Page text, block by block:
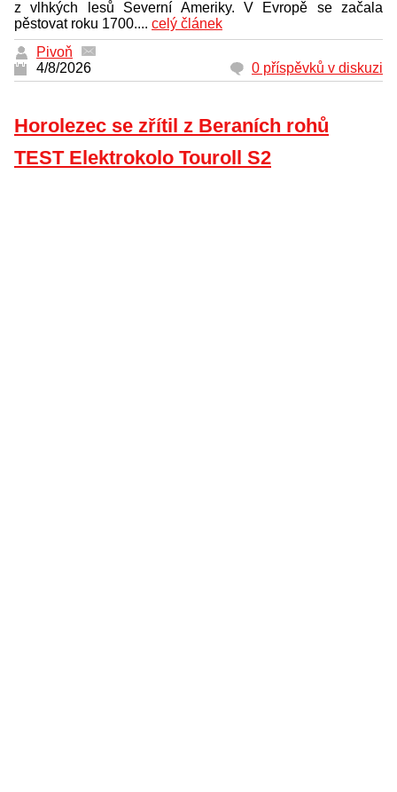
z vlhkých lesů Severní Ameriky. V Evropě se začala
pěstovat roku 1700.... celý článek
Pivoň
4/8/2026
0 příspěvků v diskuzi
Horolezec se zřítil z Beraních rohů
TEST Elektrokolo Touroll S2